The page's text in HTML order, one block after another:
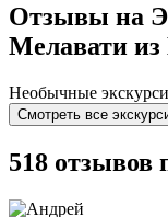
Отзывы на
Мелавати
Необычные
Смотреть все
518 отзывов